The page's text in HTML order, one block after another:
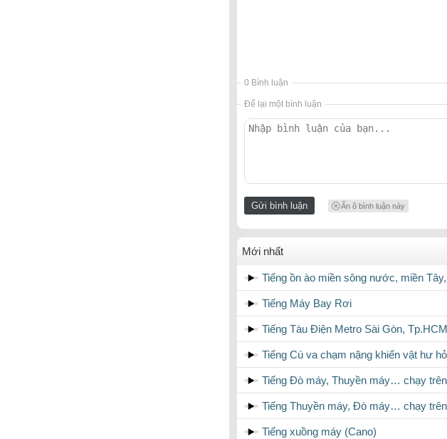
0 Bình luận
Để lại một bình luận
Ẩn ô bình luận này
Mới nhất
Tiếng ồn ào miền sông nước, miền
Tiếng Máy Bay Rơi
Tiếng Tàu Điện Metro Sài Gòn, Tp.HCM
Tiếng Cú va chạm nặng khiến vật hư
Tiếng Đò máy, Thuyền máy… chạy
Tiếng Thuyền máy, Đò máy… chạy
Tiếng xuồng máy (Cano)